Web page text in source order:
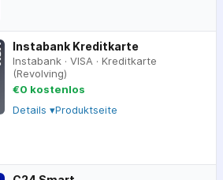
Instabank Kreditkarte
Instabank · VISA · Kreditkarte
(Revolving)
€0 kostenlos
Details ▾Produktseite